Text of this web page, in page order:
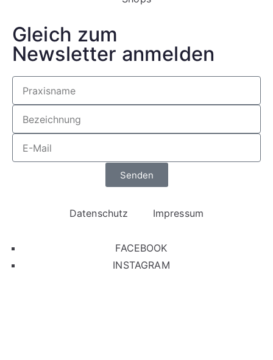
Gleich zum
Newsletter anmelden
Senden
Datenschutz Impressum
FACEBOOK
INSTAGRAM